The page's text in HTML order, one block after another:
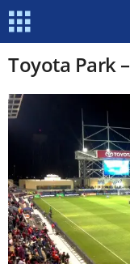
Toyota Park